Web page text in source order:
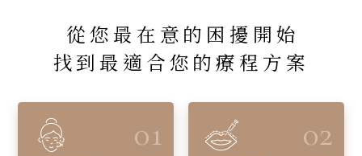
從您最在意的困擾開始
找到最適合您的療程方案
01 02